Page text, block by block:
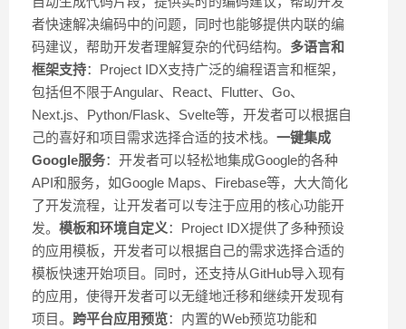
者快速解决编码中的问题，同时也能够提供内联的编
码建议，帮助开发者理解复杂的代码结构。 多语言和
框架支持：Project IDX支持广泛的编程语言和框架，
包括但不限于Angular、React、Flutter、Go、
Next.js、Python/Flask、Svelte等，开发者可以根据自
己的喜好和项目需求选择合适的技术栈。 一键集成
Google服务：开发者可以轻松地集成Google的各种
API和服务，如Google Maps、Firebase等，大大简化
了开发流程，让开发者可以专注于应用的核心功能开
发。 模板和环境自定义：Project IDX提供了多种预设
的应用模板，开发者可以根据自己的需求选择合适的
模板快速开始项目。同时，还支持从GitHub导入现有
的应用，使得开发者可以无缝地迁移和继续开发现有
项目。 跨平台应用预览：内置的Web预览功能和